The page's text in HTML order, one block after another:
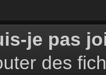
je pas
des